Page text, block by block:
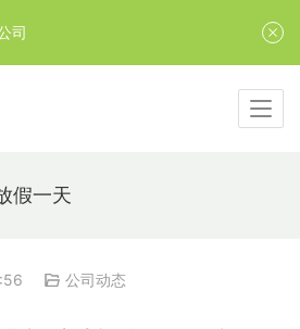
假一天
公司动态
司